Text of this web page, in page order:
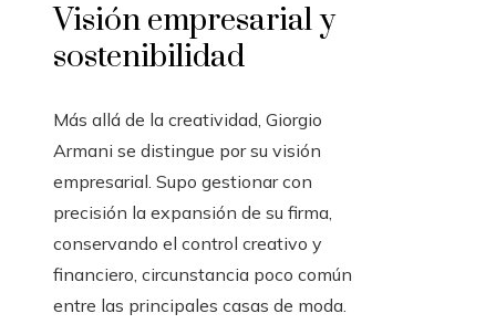
Visión empresarial y
sostenibilidad
Más allá de la creatividad, Giorgio
Armani se distingue por su visión
empresarial. Supo gestionar con
precisión la expansión de su firma,
conservando el control creativo y
financiero, circunstancia poco común
entre las principales casas de moda.